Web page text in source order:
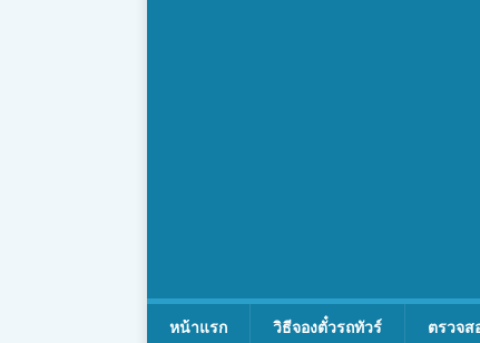
หน้าแรก วิธีจองตั๋วรถทัวร์ ตรวจส